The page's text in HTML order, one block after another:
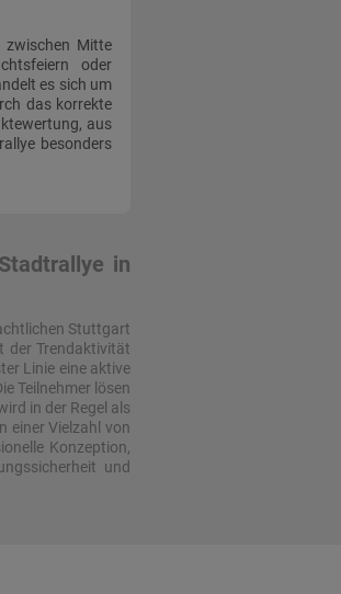
zwischen Mitte
oder
es sich um
das korrekte
aus
besonders
in
Stuttgart
der Trendaktivität
Linie eine aktive
Teilnehmer lösen
in der Regel als
einer Vielzahl von
Konzeption,
und